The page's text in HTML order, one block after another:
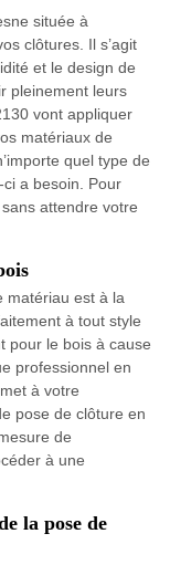
située à
clôtures. Il s’agit
et le design de
pleinement leurs
vont appliquer
matériaux de
quel type de
a besoin. Pour
attendre votre
matériau est à la
à tout style
pour le bois à cause
professionnel en
à votre
pose de clôture en
de
à une
la pose de